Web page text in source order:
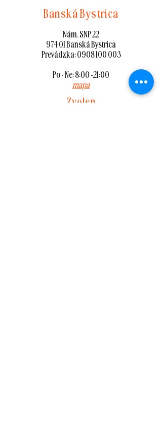
Banská Bystrica
Nám. SNP 22
974 01 Banská Bystrica
Prevádzka:0908 100 003
Po - Ne: 8:00 -21:00
mapa
Zvolen